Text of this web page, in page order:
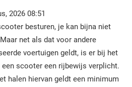
2026 08:51
besturen, je kan bijna niet
net als dat voor andere
voertuigen geldt, is er bij het
een scooter een rijbewijs verplicht.
halen hiervan geldt een minimum